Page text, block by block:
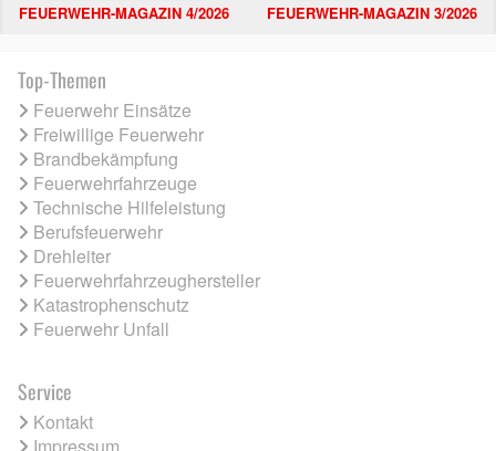
FEUERWEHR-MAGAZIN 4/2026 FEUERWEHR-MAGAZIN 3/2026
Top-Themen
Feuerwehr Einsätze
Freiwillige Feuerwehr
Brandbekämpfung
Feuerwehrfahrzeuge
Technische Hilfeleistung
Berufsfeuerwehr
Drehleiter
Feuerwehrfahrzeughersteller
Katastrophenschutz
Feuerwehr Unfall
Service
Kontakt
Impressum